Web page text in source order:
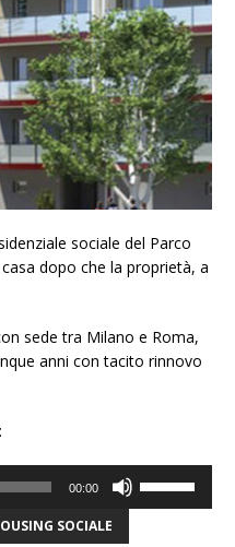
sociale del Parco
dopo che la proprietà, a
sede tra Milano e Roma,
anni con tacito rinnovo
00:00
SOCIALE